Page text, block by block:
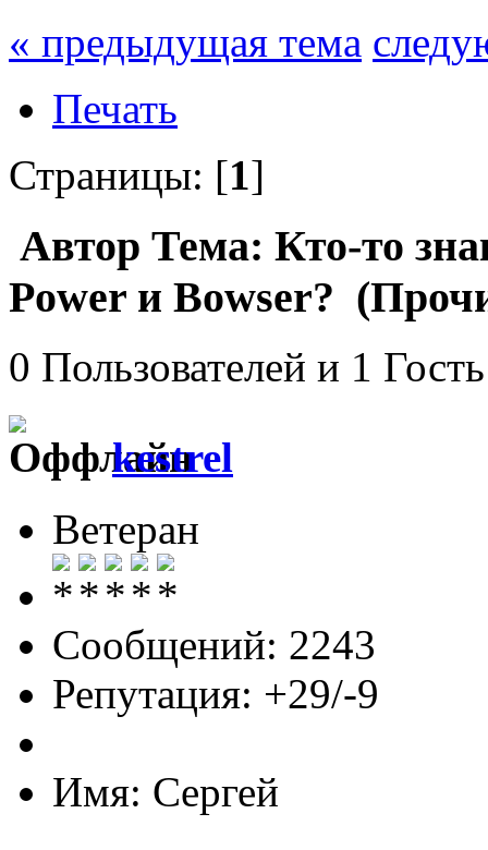
« предыдущая тема
Печать
Страницы: [1]
Автор Тема: Кто-то
Power и Bowser?
0 Пользователей и 1
kestrel
Ветеран
Сообщений: 2243
Репутация: +29/-9
Имя: Сергей